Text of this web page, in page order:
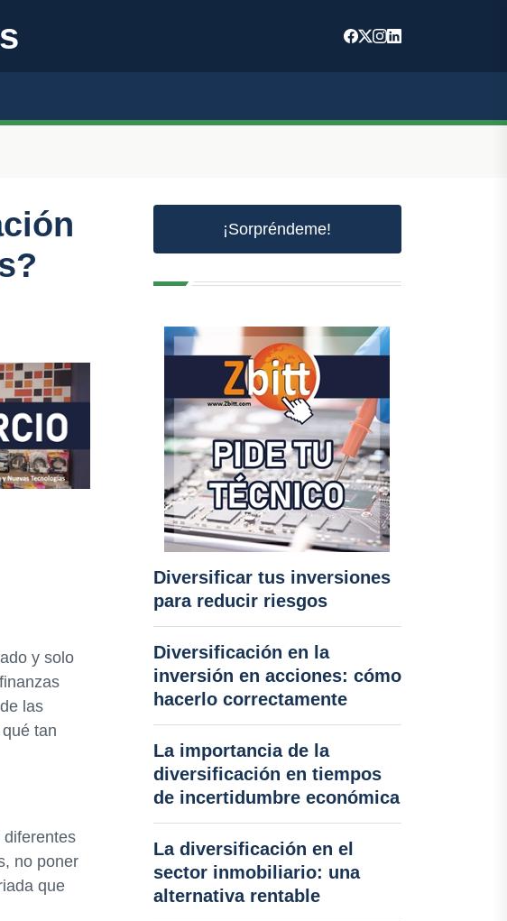
y solo
las
tan
diferentes
no poner
que
¡Sorpréndeme!
Diversificar tus inversiones
para reducir riesgos
Diversificación en la
inversión en acciones: cómo
hacerlo correctamente
La importancia de la
diversificación en tiempos
de incertidumbre económica
La diversificación en el
sector inmobiliario: una
alternativa rentable